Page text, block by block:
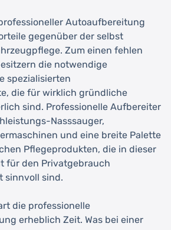
Autoaufbereitung
gegenüber der selbst
Zum einen fehlen
die notwendige
spezialisierten
die für wirklich gründliche
sind. Professionelle Aufbereiter
Nasssauger,
und eine breite Palette
Pflegeprodukten, die in dieser
für den Privatgebrauch
sinnvoll sind.
die professionelle
erheblich Zeit. Was bei einer